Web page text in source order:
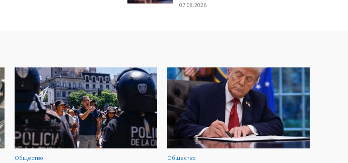
07.08.2026
Общество Общество